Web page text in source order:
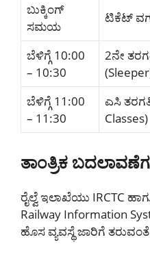
ಬುಕ್ಕಿಂಗ್
ಸಮಯ
ಟಿಕೆಟ್
ಬೆಳಿಗ್ಗೆ 10:00
– 10:30
2ನೇ
ಬೆಳಿಗ್ಗೆ 11:00
– 11:30
ಎಸಿ
Classes)
ತಾಂತ್ರಿಕ
ರೈಲ್ವೆ ಇಲಾಖೆಯು IRCTC
Railway Information
ಹೊಸ ವ್ಯವಸ್ಥೆ ಜಾರಿಗೆ